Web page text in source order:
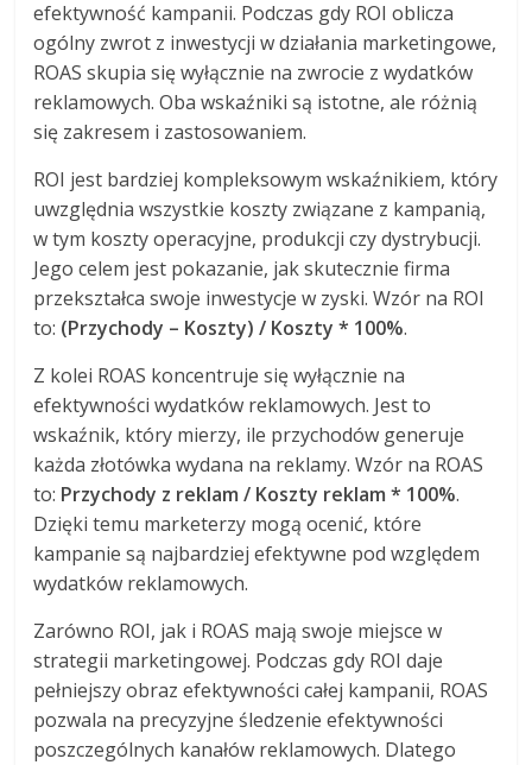
efektywność kampanii. Podczas gdy ROI oblicza
ogólny zwrot z inwestycji w działania marketingowe,
ROAS skupia się wyłącznie na zwrocie z wydatków
reklamowych. Oba wskaźniki są istotne, ale różnią
się zakresem i zastosowaniem.
ROI jest bardziej kompleksowym wskaźnikiem, który
uwzględnia wszystkie koszty związane z kampanią,
w tym koszty operacyjne, produkcji czy dystrybucji.
Jego celem jest pokazanie, jak skutecznie firma
przekształca swoje inwestycje w zyski. Wzór na ROI
to: (Przychody – Koszty) / Koszty * 100%.
Z kolei ROAS koncentruje się wyłącznie na
efektywności wydatków reklamowych. Jest to
wskaźnik, który mierzy, ile przychodów generuje
każda złotówka wydana na reklamy. Wzór na ROAS
to: Przychody z reklam / Koszty reklam * 100%.
Dzięki temu marketerzy mogą ocenić, które
kampanie są najbardziej efektywne pod względem
wydatków reklamowych.
Zarówno ROI, jak i ROAS mają swoje miejsce w
strategii marketingowej. Podczas gdy ROI daje
pełniejszy obraz efektywności całej kampanii, ROAS
pozwala na precyzyjne śledzenie efektywności
poszczególnych kanałów reklamowych. Dlatego